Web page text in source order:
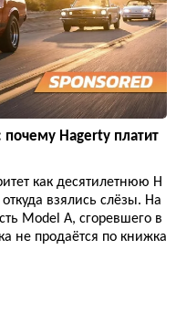
почему Hagerty платит
как десятилетнюю H
взялись слёзы. Ha
Model A, сгоревшего в
не продаётся по книжка